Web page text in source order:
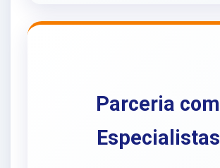
Parceria com
Especialistas